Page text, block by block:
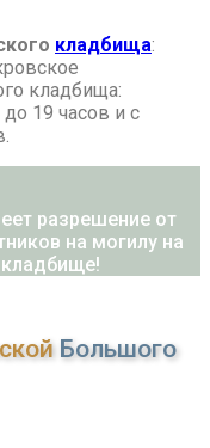
кладбища:
кладбища:
19 часов и с
разрешение от
на могилу на
Большого